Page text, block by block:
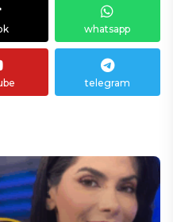
whatsapp
telegram